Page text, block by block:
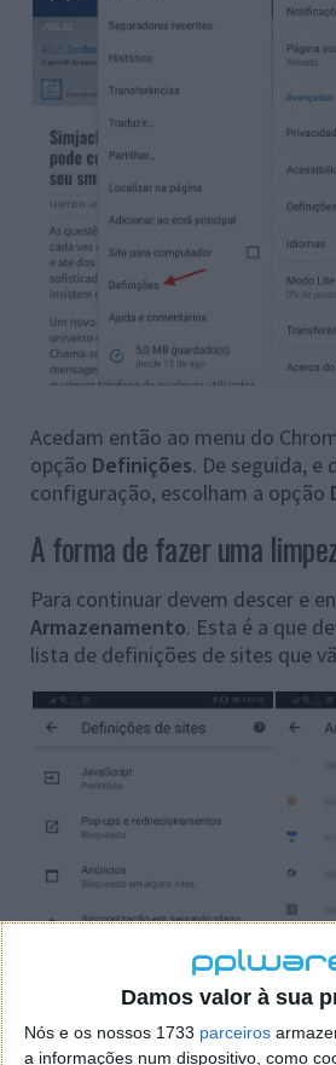
Damos valor à sua
Nós e os nossos 1733 parceiros
a informações num dispositivo, como
Acedam então ao menu do
opção Definições. De seguida, e
configuração, escolham a opção
A forma de fazer uma
Para continuar devem descer e
Armazenamento. Esta é a que
lista de definições de sites que